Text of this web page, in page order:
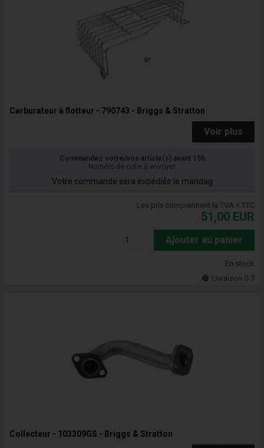
Carburateur à flotteur - 790743 - Briggs & Stratton
Voir plus
Commandez votre/vos article(s) avant 15h
Numéro de colis à envoyer
Votre commande sera expédiée le mandag
Les prix comprennent la TVA = TTC
51,00 EUR
Ajouter au panier
En stock
Livraison 5-7
Collecteur - 103309GS - Briggs & Stratton